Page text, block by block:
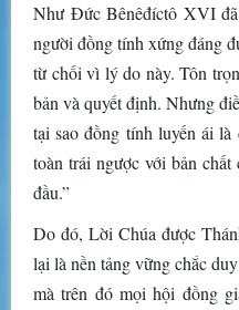
Như Đức Bênêđíctô XVI
người đồng tính xứng đáng
từ chối vì lý do này. Tôn
bản và quyết định. Nhưng
tại sao đồng tính luyến ái
toàn trái ngược với bản
đầu.”
Do đó, Lời Chúa được
lại là nền tảng vững chắc
mà trên đó mọi hội đồng